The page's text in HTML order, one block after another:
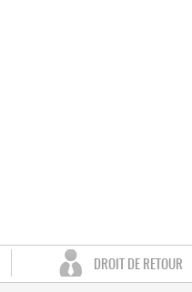
DROIT DE RETOUR